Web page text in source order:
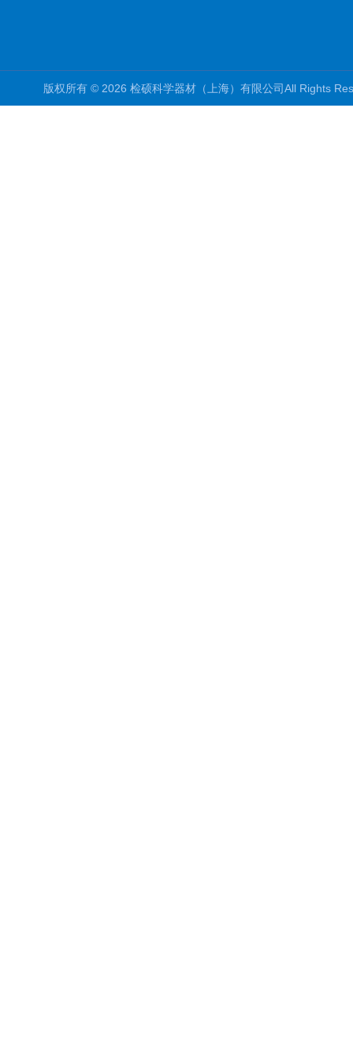
版权所有 © 2026 检硕科学器材（上海）有限公司All Rights